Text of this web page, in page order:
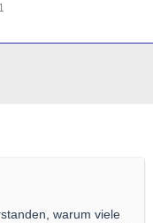
1
warum viele